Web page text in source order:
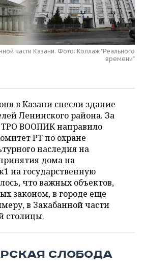
части Казани. Фото: Коллаж "Реального
времени"
в Казани снесли здание
Ленинского района. За
ТРО ВООПИК направило
РТ по охране
наследия на
дома на
на государственную
что важных объектов,
законом, в городе еще
в Закабанной части
столицы.
СЛОБОДА